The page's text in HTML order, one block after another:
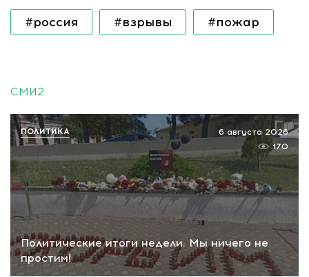
#россия #взрывы #пожар
СМИ2
Политические итоги недели. Мы ничего не
простим!
6 августа 2026
170
ПОЛИТИКА